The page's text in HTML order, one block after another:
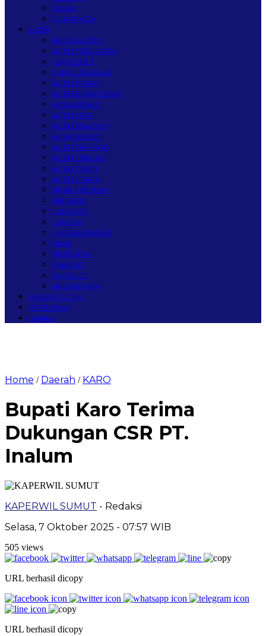
Wisata
OLAHRAGA
ACEH
BANDA ACEH
ACEH TENGGARA
GAYO LUES
SUBULUSSALAM
ACEH BARAT
ACEH BARAT DAYA
ACEH BESAR
ACEH JAYA
ACEH SELATAN
ACEH SINGKIL
ACEH TAMIANG
ACEH TENGAH
ACEH TIMUR
ACEH UTARA
BENER MERIAH
BIREUEN
LANGKAT
LANGSA
LHOKSEUMAWE
PIDIE
PIDIE JAYA
SABANG
SIMEULUE
NAGAN RAYA
MEGAPOLITAN
PERISTIWA
Redaksi
Home / Daerah / KARO
Bupati Karo Terima
Dukungan CSR PT.
Inalum
KAPERWIL SUMUT - Redaksi
Selasa, 7 Oktober 2025 - 07:57 WIB
505 views
URL berhasil dicopy
URL berhasil dicopy